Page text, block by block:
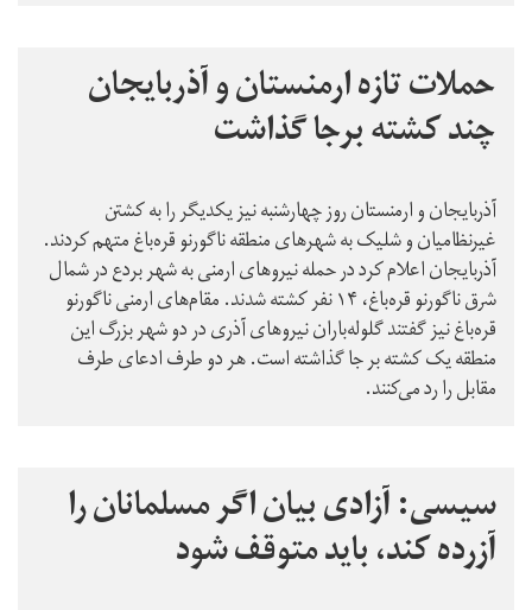
حملات تازه ارمنستان و آذربایجان
چند کشته برجا گذاشت
آذربایجان و ارمنستان روز چهارشنبه نیز یکدیگر را به کشتن
غیرنظامیان و شلیک به شهرهای منطقه ناگورنو قره‌باغ متهم کردند.
آذربایجان اعلام کرد در حمله نیروهای ارمنی به شهر بردع در شمال
شرق ناگورنو قره‌باغ، ۱۴ نفر کشته شدند. مقام‌های ارمنی ناگورنو
قره‌باغ نیز گفتند گلوله‌باران نیروهای آذری در دو شهر بزرگ این
منطقه یک کشته بر جا گذاشته است. هر دو طرف ادعای طرف
مقابل را رد می‌کنند.
سیسی: آزادی بیان اگر مسلمانان را
آزرده کند، باید متوقف شود